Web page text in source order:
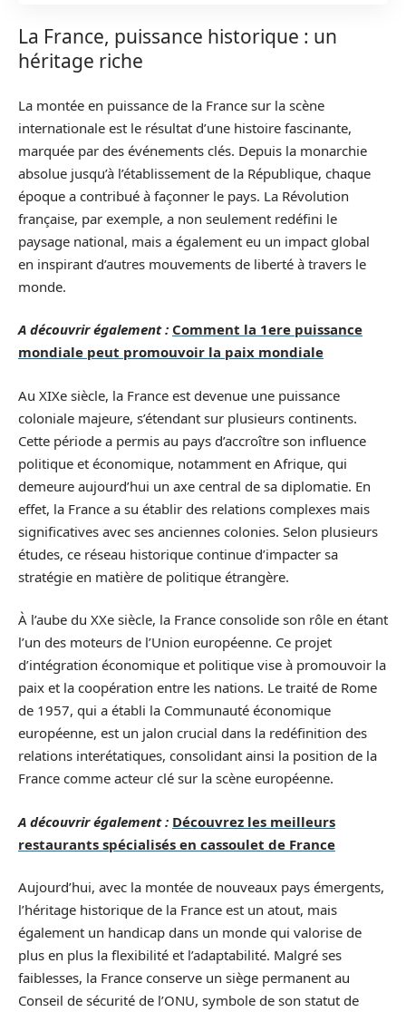
La France, puissance historique : un
héritage riche
La montée en puissance de la France sur la scène
internationale est le résultat d’une histoire fascinante,
marquée par des événements clés. Depuis la monarchie
absolue jusqu’à l’établissement de la République, chaque
époque a contribué à façonner le pays. La Révolution
française, par exemple, a non seulement redéfini le
paysage national, mais a également eu un impact global
en inspirant d’autres mouvements de liberté à travers le
monde.
A découvrir également : Comment la 1ere puissance
mondiale peut promouvoir la paix mondiale
Au XIXe siècle, la France est devenue une puissance
coloniale majeure, s’étendant sur plusieurs continents.
Cette période a permis au pays d’accroître son influence
politique et économique, notamment en Afrique, qui
demeure aujourd’hui un axe central de sa diplomatie. En
effet, la France a su établir des relations complexes mais
significatives avec ses anciennes colonies. Selon plusieurs
études, ce réseau historique continue d’impacter sa
stratégie en matière de politique étrangère.
À l’aube du XXe siècle, la France consolide son rôle en étant
l’un des moteurs de l’Union européenne. Ce projet
d’intégration économique et politique vise à promouvoir la
paix et la coopération entre les nations. Le traité de Rome
de 1957, qui a établi la Communauté économique
européenne, est un jalon crucial dans la redéfinition des
relations interétatiques, consolidant ainsi la position de la
France comme acteur clé sur la scène européenne.
A découvrir également : Découvrez les meilleurs
restaurants spécialisés en cassoulet de France
Aujourd’hui, avec la montée de nouveaux pays émergents,
l’héritage historique de la France est un atout, mais
également un handicap dans un monde qui valorise de
plus en plus la flexibilité et l’adaptabilité. Malgré ses
faiblesses, la France conserve un siège permanent au
Conseil de sécurité de l’ONU, symbole de son statut de